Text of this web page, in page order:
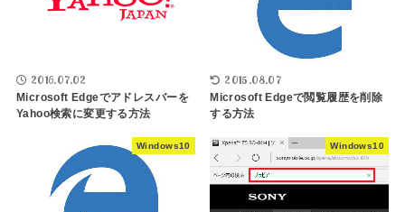
2016.07.02
Microsoft Edgeでアドレスバーを
Yahoo検索に変更する方法
2015.08.07
Microsoft Edgeで閲覧履歴を削除
する方法
Windows10 Windows10